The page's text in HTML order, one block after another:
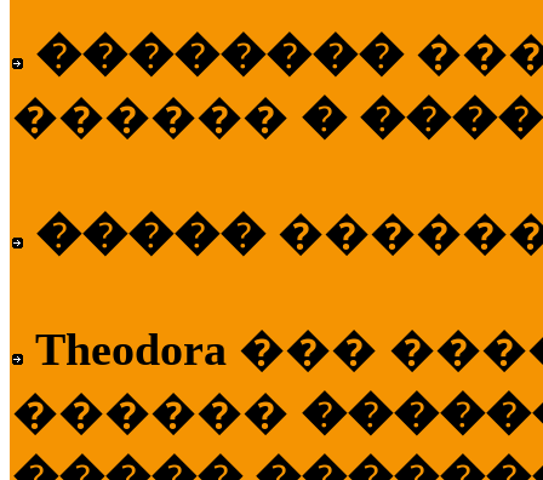
��������
������ �
�����
Theodora ���
������